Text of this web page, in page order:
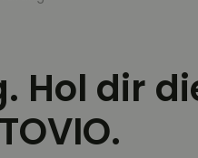
Hol dir